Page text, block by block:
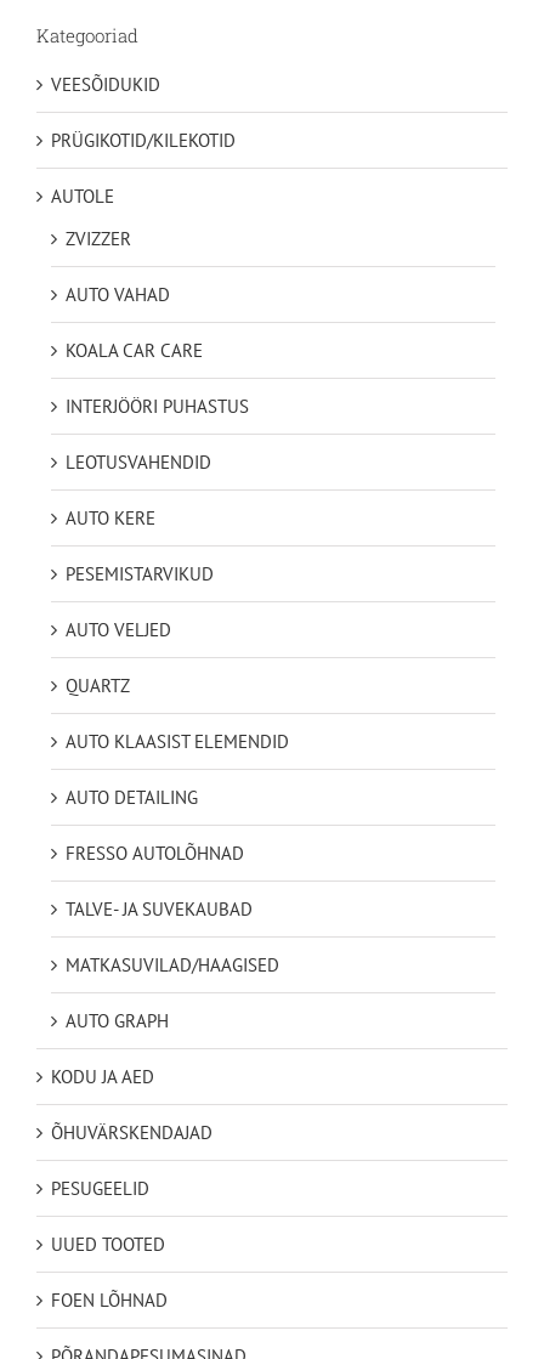
Kategooriad
VEESÕIDUKID
PRÜGIKOTID/KILEKOTID
AUTOLE
ZVIZZER
AUTO VAHAD
KOALA CAR CARE
INTERJÖÖRI PUHASTUS
LEOTUSVAHENDID
AUTO KERE
PESEMISTARVIKUD
AUTO VELJED
QUARTZ
AUTO KLAASIST ELEMENDID
AUTO DETAILING
FRESSO AUTOLÕHNAD
TALVE- JA SUVEKAUBAD
MATKASUVILAD/HAAGISED
AUTO GRAPH
KODU JA AED
ÕHUVÄRSKENDAJAD
PESUGEELID
UUED TOOTED
FOEN LÕHNAD